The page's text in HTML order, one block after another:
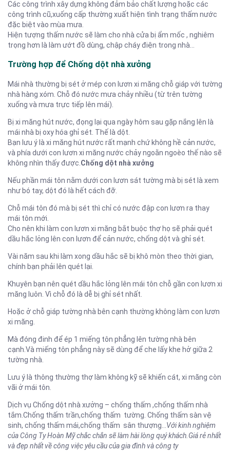
Các công trình xây dựng không đảm bảo chất lượng hoặc các
công trình cũ,xuống cấp thường xuất hiện tình trạng thấm nước
đặc biệt vào mùa mưa.
Hiện tượng thấm nước sẽ làm cho nhà cửa bị ẩm mốc , nghiêm
trọng hơn là làm ướt đồ dùng, chập cháy điện trong nhà…
Trường hợp để Chống dột nhà xưởng
Mái nhà thường bị sét ở mép con lươn xi măng chỗ giáp với tường
nhà hàng xóm. Chỗ đó nước mưa chảy nhiều (từ trên tường
xuống và mưa trực tiếp lên mái).
Bị xi măng hút nước, đọng lại qua ngày hôm sau gặp nắng lên là
mái nhà bị oxy hóa ghỉ sét. Thế là dột.
Bạn lưu ý là xi măng hút nước rất mạnh chứ không hề cản nước,
và phía dưới con lươn xi măng nước chảy ngoằn ngoèo thế nào sẽ
không nhìn thấy được. Chống dột nhà xưởng
Nếu phần mái tôn nằm dưới con lươn sát tường mà bị sét là xem
như bó tay, dột đó là hết cách đỡ.
Chỗ mái tôn đó mà bị sét thì chỉ có nước đập con lươn ra thay
mái tôn mới.
Cho nên khi làm con lươn xi măng bắt buộc thợ họ sẽ phải quét
dầu hắc lỏng lên con lươn để cản nước, chống dột và ghỉ sét.
Vài năm sau khi làm xong dầu hắc sẽ bị khô mòn theo thời gian,
chính bạn phải lên quét lại.
Khuyên bạn nên quét dầu hắc lỏng lên mái tôn chỗ gần con lươn xi
măng luôn. Vì chỗ đó là dễ bị ghỉ sét nhất.
Hoặc ở chỗ giáp tường nhà bên cạnh thường không làm con lươn
xi măng.
Mà đóng đinh để ép 1 miếng tôn phẳng lên tường nhà bên
cạnh.Và miếng tôn phẳng này sẽ dùng để che lấy khe hở giữa 2
tường nhà.
Lưu ý là thông thường thợ làm không kỹ sẽ khiến cát, xi măng còn
vãi ở mái tôn.
Dịch vụ Chống dột nhà xưởng – chống thấm ,chống thấm nhà
tắm.Chống thấm trần,chống thấm tường. Chống thấm sàn vệ
sinh, chống thấm mái,chống thấm sân thượng… Với kinh nghiệm
của Công Ty Hoàn Mỹ chắc chắn sẽ làm hài lòng quý khách.Giá rẻ nhất
và đẹp nhất về công việc yêu cầu của gia đình và công ty